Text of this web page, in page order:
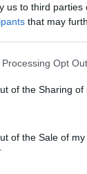
us to third parties
that may
Opt
of the Sharing of
of the Sale of my
buvo